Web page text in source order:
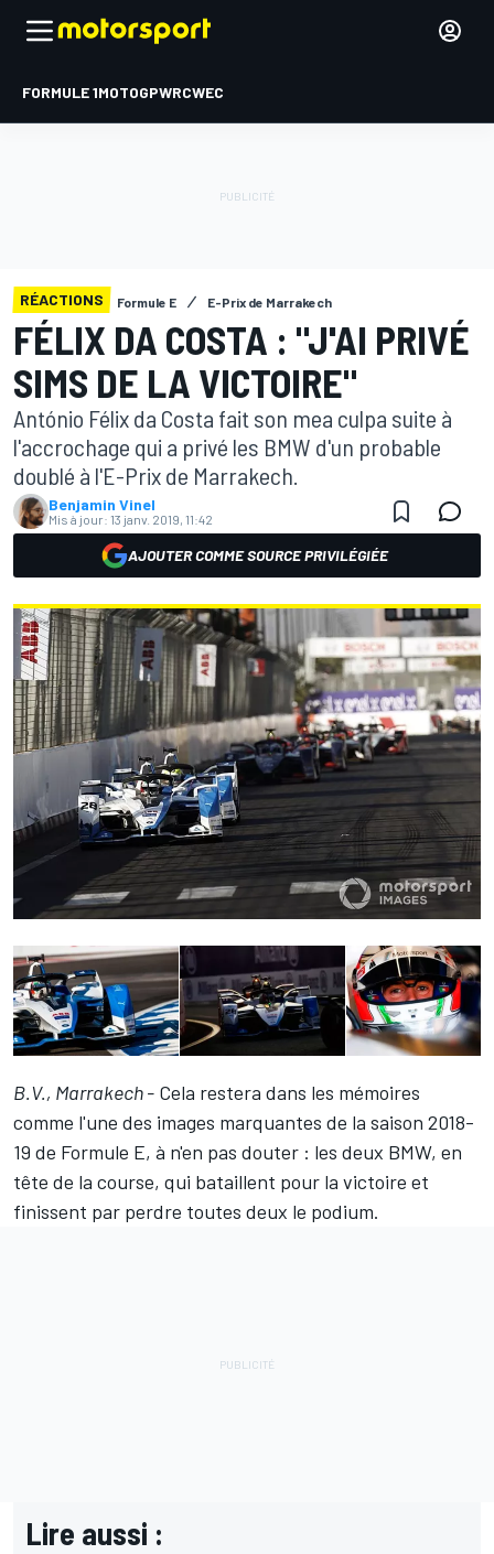
FORMULE 1MOTOGPWRCWEC
RÉACTIONS Formule E E-Prix de Marrakech
FÉLIX DA COSTA : "J'AI PRIVÉ
SIMS DE LA VICTOIRE"
António Félix da Costa fait son mea culpa suite à
l'accrochage qui a privé les BMW d'un probable
doublé à l'E-Prix de Marrakech.
Benjamin Vinel
Mis à jour: 13 janv. 2019, 11:42
AJOUTER COMME SOURCE PRIVILÉGIÉE
B.V., Marrakech - Cela restera dans les mémoires
comme l'une des images marquantes de la saison 2018-
19 de Formule E, à n'en pas douter : les deux BMW, en
tête de la course, qui bataillent pour la victoire et
finissent par perdre toutes deux le podium.
Lire aussi :